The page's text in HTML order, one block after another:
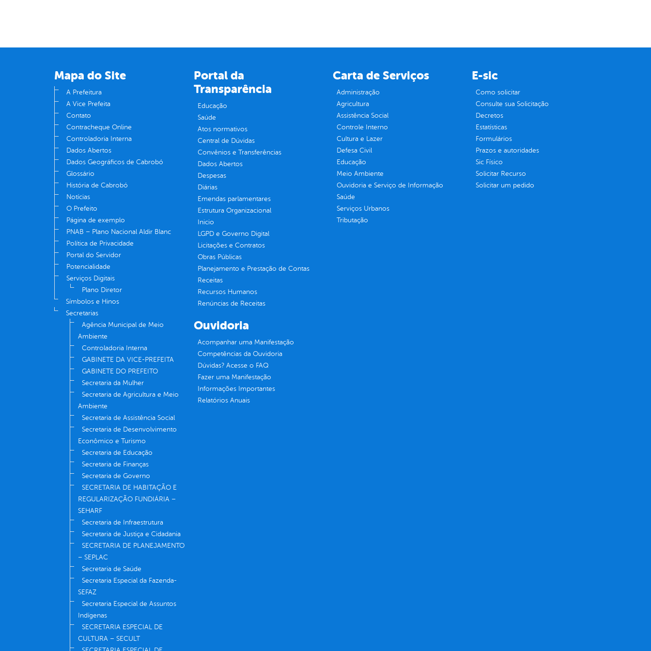
Mapa do Site
A Prefeitura
A Vice Prefeita
Contato
Contracheque Online
Controladoria Interna
Dados Abertos
Dados Geográficos de Cabrobó
Glossário
História de Cabrobó
Notícias
O Prefeito
Página de exemplo
PNAB – Plano Nacional Aldir Blanc
Política de Privacidade
Portal do Servidor
Potencialidade
Serviços Digitais
Plano Diretor
Símbolos e Hinos
Secretarias
Agência Municipal de Meio
Ambiente
Controladoria Interna
GABINETE DA VICE-PREFEITA
GABINETE DO PREFEITO
Secretaria da Mulher
Secretaria de Agricultura e Meio
Ambiente
Secretaria de Assistência Social
Secretaria de Desenvolvimento
Econômico e Turismo
Secretaria de Educação
Secretaria de Finanças
Secretaria de Governo
SECRETARIA DE HABITAÇÃO E
REGULARIZAÇÃO FUNDIÁRIA –
SEHARF
Secretaria de Infraestrutura
Secretaria de Justiça e Cidadania
SECRETARIA DE PLANEJAMENTO
– SEPLAC
Secretaria de Saúde
Secretaria Especial da Fazenda-
SEFAZ
Secretaria Especial de Assuntos
Indígenas
SECRETARIA ESPECIAL DE
CULTURA – SECULT
Portal da
Transparência
Educação
Saúde
Atos normativos
Central de Dúvidas
Convênios e Transferências
Dados Abertos
Despesas
Diárias
Emendas parlamentares
Estrutura Organizacional
Inicio
LGPD e Governo Digital
Licitações e Contratos
Obras Públicas
Planejamento e Prestação de Contas
Receitas
Recursos Humanos
Renúncias de Receitas
Carta de Serviços
Administração
Agricultura
Assistência Social
Controle Interno
Cultura e Lazer
Defesa Civil
Educação
Meio Ambiente
Ouvidoria e Serviço de Informação
Saúde
Serviços Urbanos
Tributação
E-sic
Como solicitar
Consulte sua Solicitação
Decretos
Estatísticas
Formulários
Prazos e autoridades
Sic Físico
Solicitar Recurso
Solicitar um pedido
Ouvidoria
Acompanhar uma Manifestação
Competências da Ouvidoria
Dúvidas? Acesse o FAQ
Fazer uma Manifestação
Informações Importantes
Relatórios Anuais